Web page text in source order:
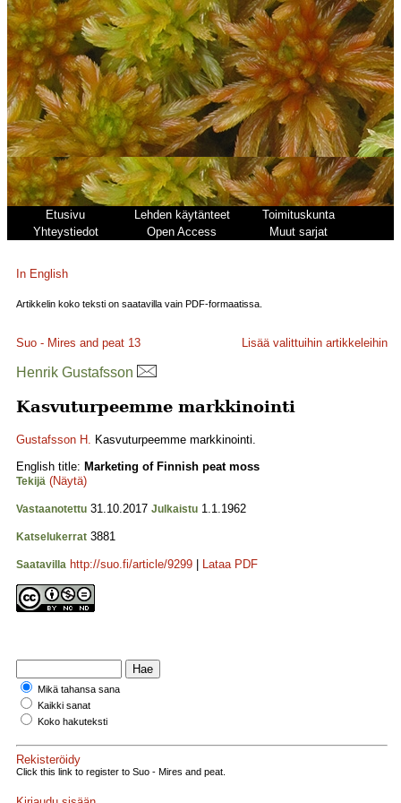
Etusivu Lehden käytänteet
Toimituskunta
Yhteystiedot
Open Access Muut sarjat
In English
Artikkelin koko teksti on saatavilla vain PDF-formaatissa.
Suo - Mires and peat 13 Lisää valittuihin artikkeleihin
Henrik Gustafsson
Kasvuturpeemme markkinointi
Gustafsson H. Kasvuturpeemme markkinointi.
English title: Marketing of Finnish peat moss
Tekijä (Näytä)
Vastaanotettu 31.10.2017 Julkaistu 1.1.1962
Katselukerrat 3881
Saatavilla http://suo.fi/article/9299 Lataa PDF
Mikä tahansa sana
Kaikki sanat
Koko hakuteksti
Rekisteröidy
Click this link to register to Suo - Mires and peat.